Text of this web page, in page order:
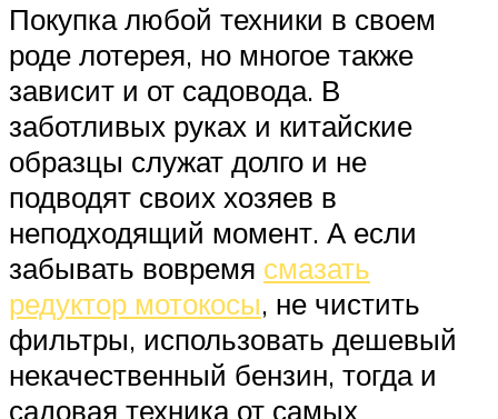
Покупка любой техники в своем
роде лотерея, но многое также
зависит и от садовода. В
заботливых руках и китайские
образцы служат долго и не
подводят своих хозяев в
неподходящий момент. А если
забывать вовремя смазать
редуктор мотокосы, не чистить
фильтры, использовать дешевый
некачественный бензин, тогда и
садовая техника от самых